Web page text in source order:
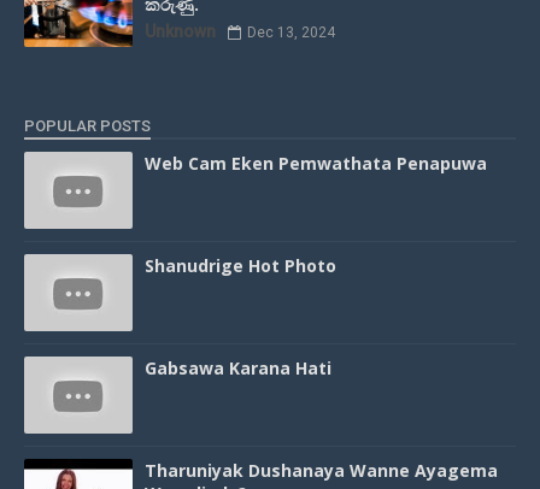
කරුණු.
Unknown Dec 13, 2024
POPULAR POSTS
Web Cam Eken Pemwathata Penapuwa
Shanudrige Hot Photo
Gabsawa Karana Hati
Tharuniyak Dushanaya Wanne Ayagema